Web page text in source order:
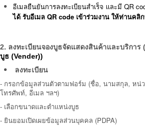
อีเมลยืนยันการลงทะเบียนสำเร็จ และมี QR
ได้ รับอีเมล QR code เข้าร่วมงาน ให้ท่านคลิ
2. ลงทะเบียนจองบูธจัดแสดงสินค้าและบริการ (
บูธ (Vender))
ลงทะเบียน
- กรอกข้อมูลส่วนตัวตามฟอร์ม (ชื่อ, นามสกุล, หน่
โทรศัพท์, อีเมล ฯลฯ)
- เลือกขนาดและตำแหน่งบูธ
- ยินยอมเปิดเผยข้อมูลส่วนบุคคล (PDPA)